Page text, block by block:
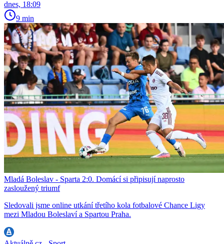
dnes, 18:09
9 min
Mladá Boleslav - Sparta 2:0. Domácí si připisují naprosto
zasloužený triumf
Sledovali jsme online utkání třetího kola fotbalové Chance Ligy
mezi Mladou Boleslaví a Spartou Praha.